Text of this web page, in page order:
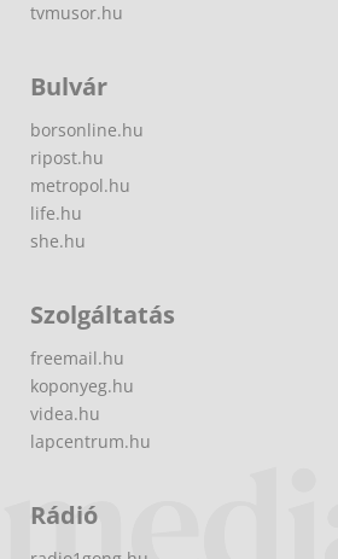
tvmusor.hu
Bulvár
borsonline.hu
ripost.hu
metropol.hu
life.hu
she.hu
Szolgáltatás
freemail.hu
koponyeg.hu
videa.hu
lapcentrum.hu
Rádió